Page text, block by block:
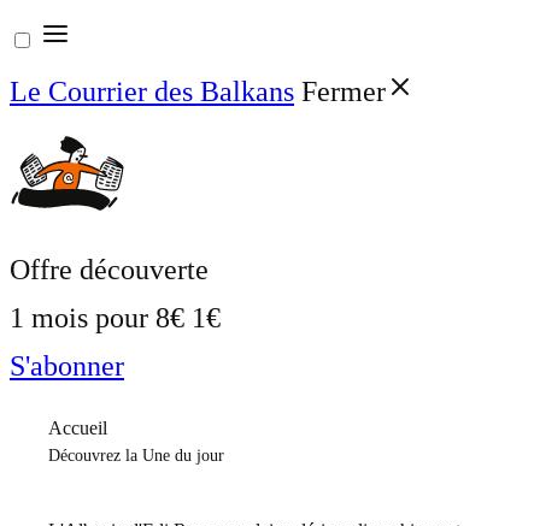
Aller
au
contenu
Le Courrier des Balkans Fermer
Offre découverte
1 mois pour 8€ 1€
S'abonner
Accueil
Découvrez la Une du jour